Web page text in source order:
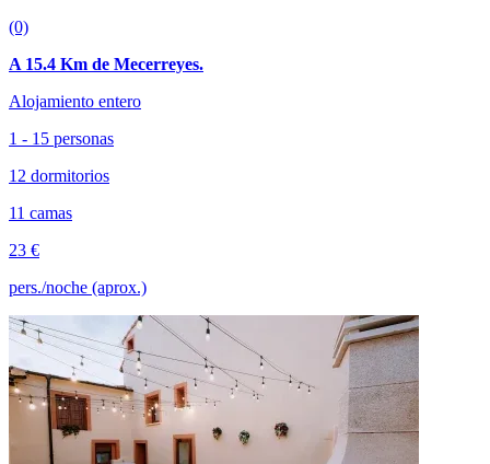
(0)
A 15.4 Km de Mecerreyes.
Alojamiento entero
1 - 15 personas
12 dormitorios
11 camas
23 €
pers./noche (aprox.)